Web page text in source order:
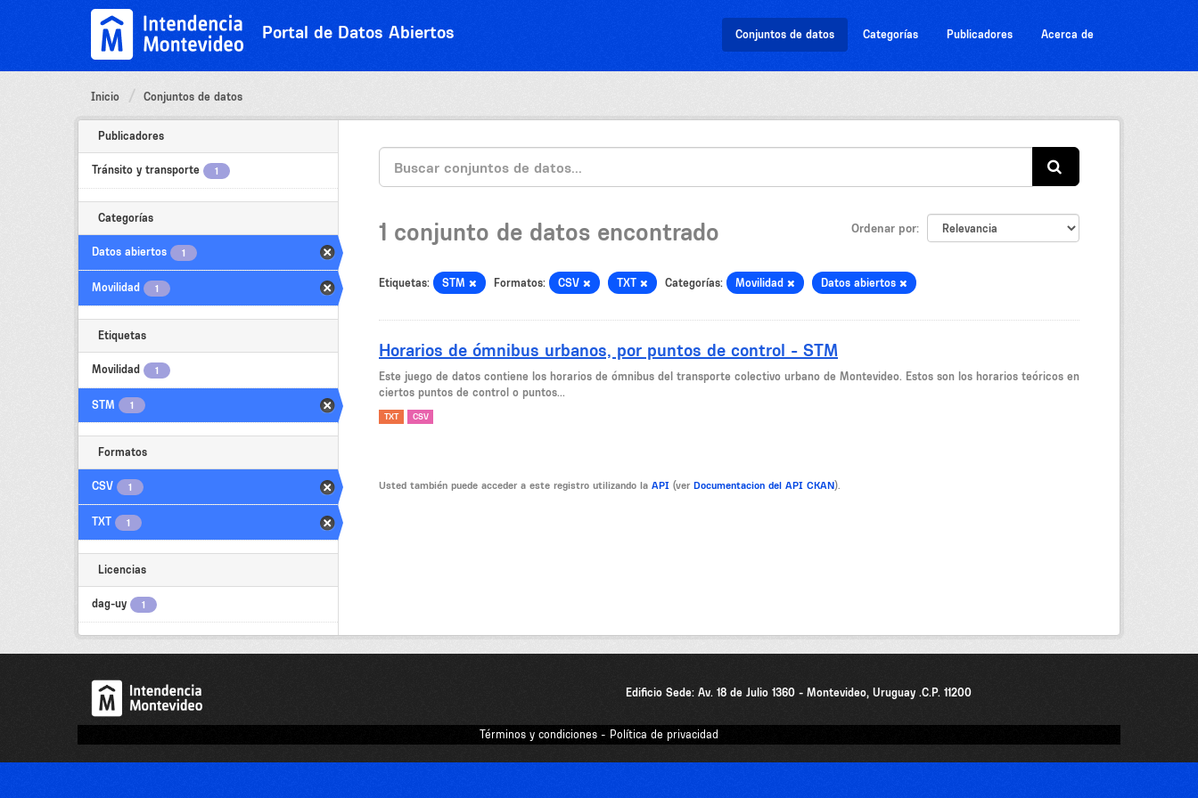
Portal de Datos Abiertos Conjuntos de datos Categorías Publicadores Acerca de
Inicio Conjuntos de datos
Publicadores
Tránsito y transporte 1
Categorías
Datos abiertos 1
Movilidad 1
Etiquetas
Movilidad 1
STM 1
Formatos
CSV 1
TXT 1
Licencias
dag-uy 1
Ordenar por
1 conjunto de datos encontrado
Etiquetas: STM Formatos: CSV TXT Categorías: Movilidad Datos abiertos
Horarios de ómnibus urbanos, por puntos de control - STM
Este juego de datos contiene los horarios de ómnibus del transporte colectivo urbano de Montevideo. Estos son los horarios teóricos en
ciertos puntos de control o puntos...
TXT CSV
Usted también puede acceder a este registro utilizando la API (ver Documentacion del API CKAN).
Edificio Sede: Av. 18 de Julio 1360 - Montevideo, Uruguay .C.P. 11200
Términos y condiciones - Política de privacidad